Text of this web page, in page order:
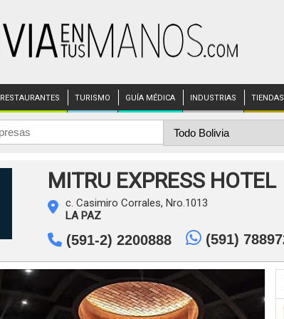
RESTAURANTES TURISMO GUÍA MÉDICA INDUSTRIAS
MITRU EXPRESS HOTEL
c. Casimiro Corrales, Nro.1013
LA PAZ
(591-2) 2200888 (591)